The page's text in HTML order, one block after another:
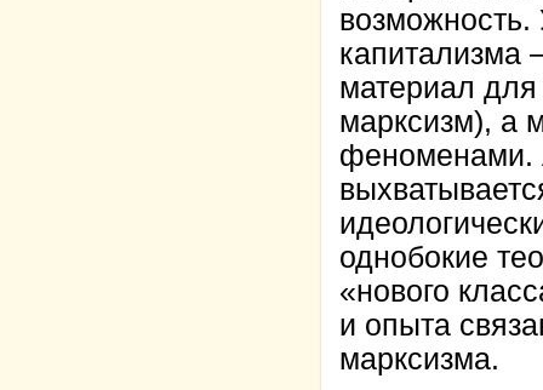
капитализма
материал для
марксизм), а
феноменами.
однобокие
«нового
и опыта
марксизма.